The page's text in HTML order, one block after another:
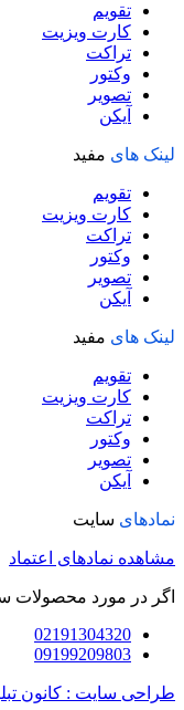
تقویم
کارت ویزیت
تراکت
وکتور
تصویر
آیکن
لینک های مفید
تقویم
کارت ویزیت
تراکت
وکتور
تصویر
آیکن
لینک های مفید
تقویم
کارت ویزیت
تراکت
وکتور
تصویر
آیکن
نمادهای سایت
مشاهده نمادهای اعتماد
اگر در مورد محصولات
02191304320
09199209803
طراحی سایت : کانون